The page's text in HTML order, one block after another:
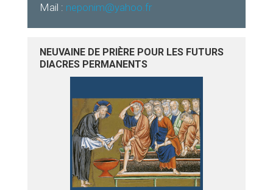
Mail : neponim@yahoo.fr
NEUVAINE DE PRIÈRE POUR LES FUTURS
DIACRES PERMANENTS